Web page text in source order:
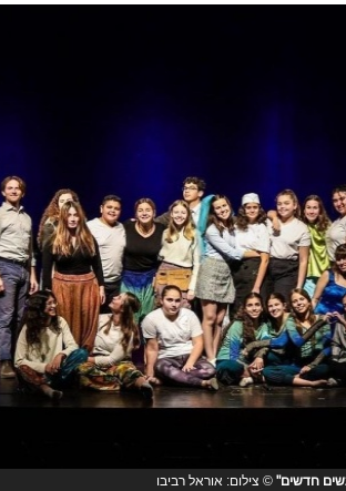
חדשים" © צילום: אוראל רביבו